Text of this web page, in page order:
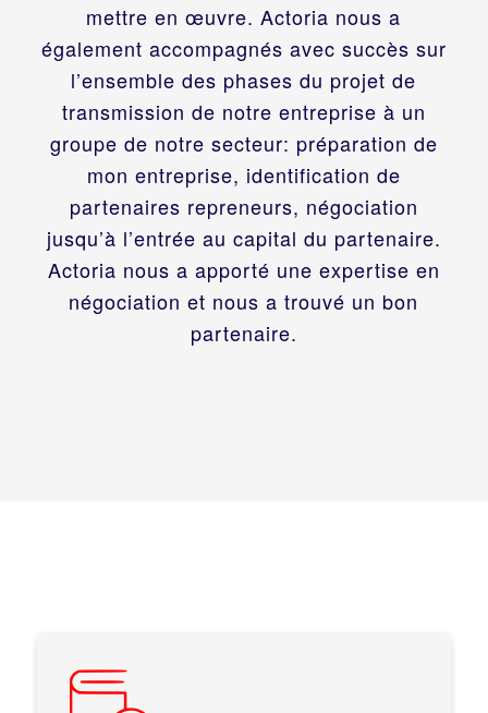
mettre en œuvre. Actoria nous a
également accompagnés avec succès sur
l’ensemble des phases du projet de
transmission de notre entreprise à un
groupe de notre secteur: préparation de
mon entreprise, identification de
partenaires repreneurs, négociation
jusqu’à l’entrée au capital du partenaire.
Actoria nous a apporté une expertise en
négociation et nous a trouvé un bon
partenaire.